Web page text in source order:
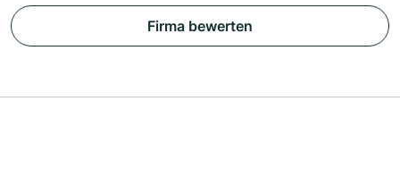
Firma bewerten